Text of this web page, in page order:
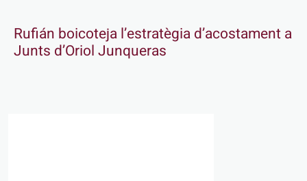
Rufián boicoteja l’estratègia d’acostament a
Junts d’Oriol Junqueras